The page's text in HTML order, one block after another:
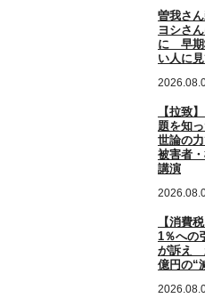
曽我さ
ヨシさ
に 早期
い人に
【拉致
題を知
世論の
被害者
講演
【消費
1％への
が訴え
億円の“